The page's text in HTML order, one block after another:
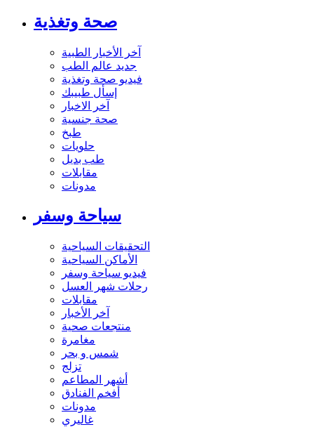
صحة وتغذية
آخر الأخبار الطبية
جديد عالم الطب
فيديو صحة وتغذية
إسأل طبيبك
آخر الاخبار
صحة جنسية
طبخ
حلويات
طب بديل
مقابلات
مدونات
سياحة وسفر
التحقيقات السياحية
الأماكن السياحية
فيديو سياحة وسفر
رحلات شهر العسل
مقابلات
آخر الأخبار
منتجعات صحية
مغامرة
شمس و بحر
تزلج
أشهر المطاعم
أفخم الفنادق
مدونات
غاليري